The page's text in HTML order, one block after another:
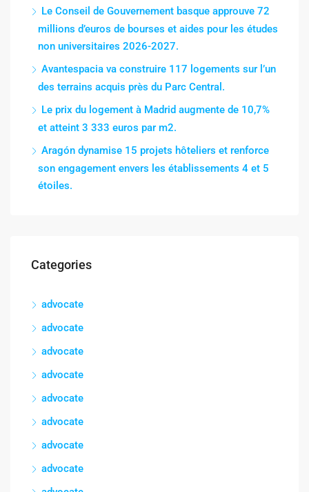
Le Conseil de Gouvernement basque approuve 72
millions d’euros de bourses et aides pour les études
non universitaires 2026-2027.
Avantespacia va construire 117 logements sur l’un
des terrains acquis près du Parc Central.
Le prix du logement à Madrid augmente de 10,7%
et atteint 3 333 euros par m2.
Aragón dynamise 15 projets hôteliers et renforce
son engagement envers les établissements 4 et 5
étoiles.
Categories
advocate
advocate
advocate
advocate
advocate
advocate
advocate
advocate